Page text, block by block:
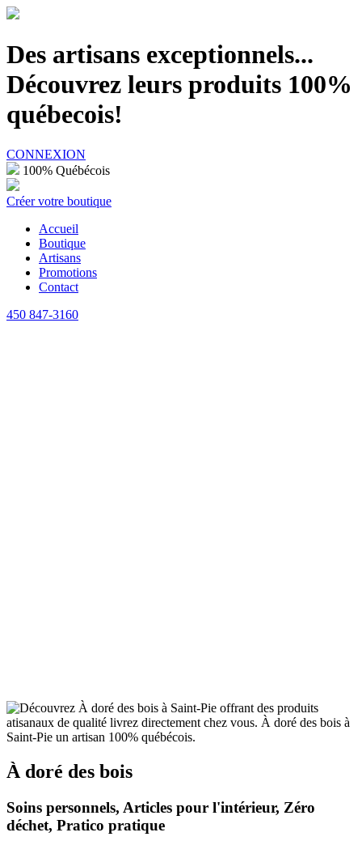
Des artisans exceptionnels...
Découvrez leurs produits 100%
québecois!
CONNEXION
100% Québécois
Créer votre boutique
Accueil
Boutique
Artisans
Promotions
Contact
450 847-3160
À doré des bois
Soins personnels, Articles pour l'intérieur, Zéro
déchet, Pratico pratique